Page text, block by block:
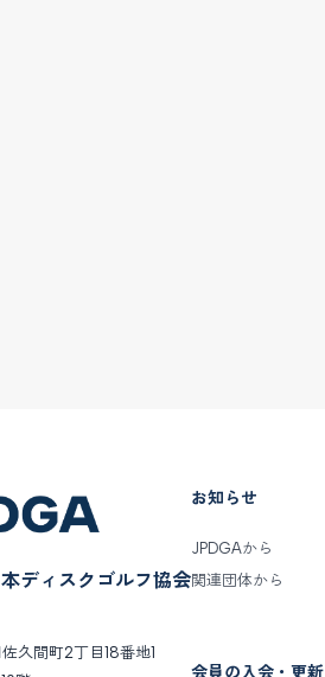
ディスクゴルフ協会
久間町2丁目18番地1
お知らせ
JPDGAから
関連団体から
会員の入会・更新